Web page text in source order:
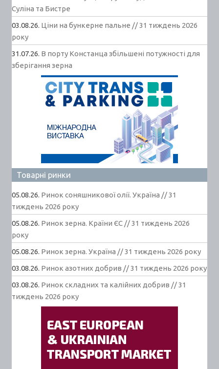
Суліна та Бистре
03.08.26. Ціни на бункерне пальне // 31 тиждень 2026
року
31.07.26. В порту Констанца збільшені потужності для
зберігання зерна
Товарні ринки
05.08.26. Ринок соняшникової олії. Україна // 31
тиждень 2026 року
05.08.26. Ринок зерна. Країни ЄС // 31 тиждень 2026
року
05.08.26. Ринок зерна. Україна // 31 тиждень 2026 року
03.08.26. Ринок азотних добрив // 31 тиждень 2026 року
03.08.26. Ринок складних та калійних добрив // 31
тиждень 2026 року